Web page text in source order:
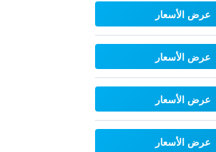
عرض الأسعار
عرض الأسعار
عرض الأسعار
عرض الأسعار